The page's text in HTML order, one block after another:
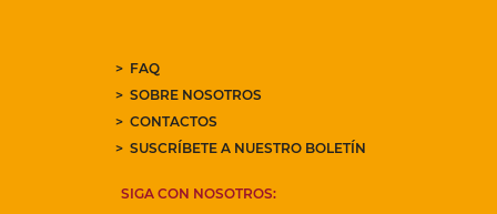
FAQ
SOBRE NOSOTROS
CONTACTOS
SUSCRÍBETE A NUESTRO BOLETÍN
SIGA CON NOSOTROS: